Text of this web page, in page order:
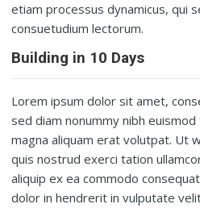
etiam processus dynamicus, qui
consuetudium lectorum.
Building in 10 Days
Lorem ipsum dolor sit amet,
sed diam nonummy nibh
magna aliquam erat volutpat. Ut
quis nostrud exerci tation
aliquip ex ea commodo
dolor in hendrerit in vulputate